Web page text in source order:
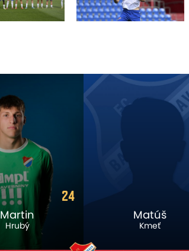
81
Matúš
Kmeť
Filip
Šancl